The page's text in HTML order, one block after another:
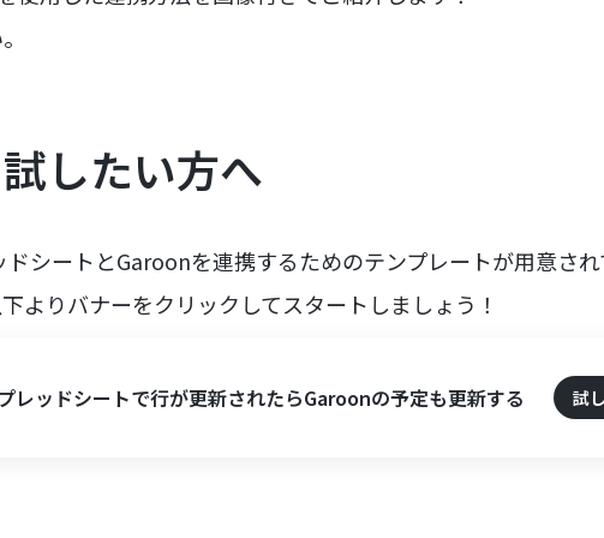
したい方へ‍
シートとGaroonを連携するためのテンプレートが用意さ
よりバナーをクリックしてスタートしましょう！
レッドシートで行が更新されたらGaroonの予定も更新する 試